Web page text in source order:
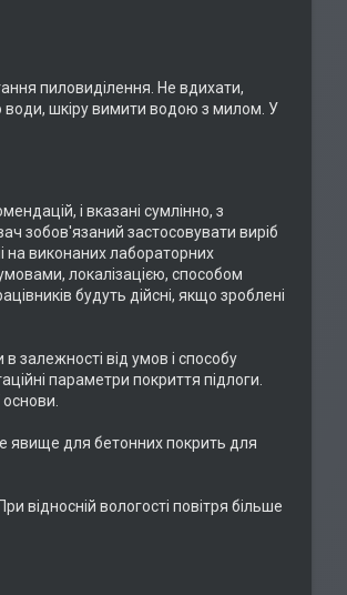
пиловиділення. Не вдихати,
води, шкіру вимити водою з милом. У
і вказані сумлінно, з
зобов'язаний застосовувати виріб
на виконаних лабораторних
локалізацією, способом
будуть дійсні, якщо зроблені
в залежності від умов і способу
параметри покриття підлоги.
основи.
явище для бетонних покрить для
відносній вологості повітря більше